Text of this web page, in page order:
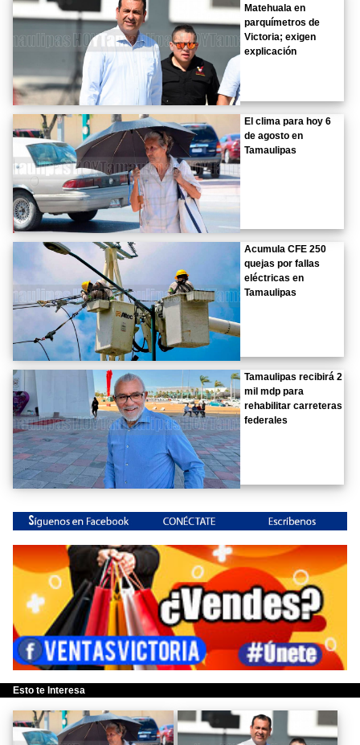
Matehuala en
parquímetros de
Victoria; exigen
explicación
El clima para hoy 6
de agosto en
Tamaulipas
Acumula CFE 250
quejas por fallas
eléctricas en
Tamaulipas
Tamaulipas recibirá 2
mil mdp para
rehabilitar carreteras
federales
Esto te Interesa